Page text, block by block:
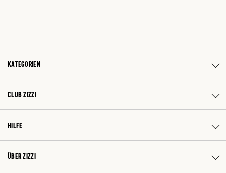
KATEGORIEN
CLUB ZIZZI
HILFE
ÜBER ZIZZI